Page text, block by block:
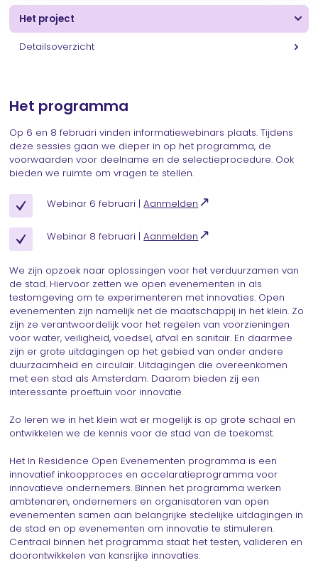
Het project
Detailsoverzicht
Het programma
Op 6 en 8 februari vinden informatiewebinars plaats. Tijdens
deze sessies gaan we dieper in op het programma, de
voorwaarden voor deelname en de selectieprocedure. Ook
bieden we ruimte om vragen te stellen.
Webinar 6 februari |Aanmelden
Webinar 8 februari |Aanmelden
We zijn opzoek naar oplossingen voor het verduurzamen van
de stad. Hiervoor zetten we open evenementen in als
testomgeving om te experimenteren met innovaties. Open
evenementen zijn namelijk net de maatschappij in het klein. Zo
zijn ze verantwoordelijk voor het regelen van voorzieningen
voor water, veiligheid, voedsel, afval en sanitair. En daarmee
zijn er grote uitdagingen op het gebied van onder andere
duurzaamheid en circulair. Uitdagingen die overeenkomen
met een stad als Amsterdam. Daarom bieden zij een
interessante proeftuin voor innovatie.
Zo leren we in het klein wat er mogelijk is op grote schaal en
ontwikkelen we de kennis voor de stad van de toekomst.
Het In Residence Open Evenementen programma is een
innovatief inkoopproces en accelaratieprogramma voor
innovatieve ondernemers. Binnen het programma werken
ambtenaren, ondernemers en organisatoren van open
evenementen samen aan belangrijke stedelijke uitdagingen in
de stad en op evenementen om innovatie te stimuleren.
Centraal binnen het programma staat het testen, valideren en
doorontwikkelen van kansrijke innovaties.